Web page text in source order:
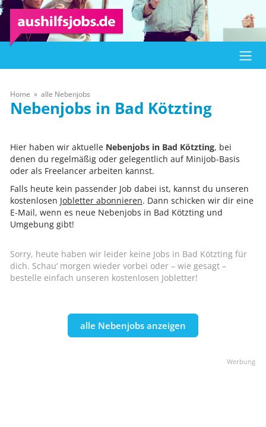
Home alle Nebenjobs
Bad Kötzting
Hier haben wir aktuelle Nebenjobs in Bad Kötzting, bei
denen du regelmäßig oder gelegentlich auf Minijob-Basis
oder als Freelancer arbeiten kannst.
Falls heute kein passender Job dabei ist, kannst du unseren
kostenlosen Jobletter abonnieren. Dann schicken wir dir eine
E-Mail, wenn es neue Nebenjobs in Bad Kötzting und
Umgebung gibt!
Sorry, heute haben wir leider keine Jobs in Bad Kötzting für
dich. Schau‘ morgen wieder vorbei oder – wie gesagt –
bestelle einfach unseren kostenlosen Jobletter!
alle Nebenjobs anzeigen